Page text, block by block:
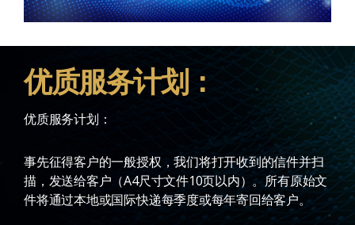
优质服务计划：
优质服务计划：
事先征得客户的一般授权，我们将打开收到的信件并扫
描，发送给客户（A4尺寸文件10页以内）。所有原始文
件将通过本地或国际快递每季度或每年寄回给客户。